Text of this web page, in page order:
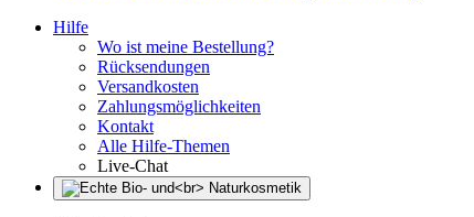
Hilfe
Wo ist meine Bestellung?
Rücksendungen
Versandkosten
Zahlungsmöglichkeiten
Kontakt
Alle Hilfe-Themen
Live-Chat